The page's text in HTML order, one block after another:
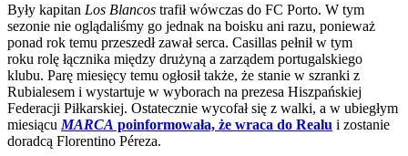
Były kapitan Los Blancos trafił wówczas do FC Porto. W tym
sezonie nie oglądaliśmy go jednak na boisku ani razu, ponieważ
ponad rok temu przeszedł zawał serca. Casillas pełnił w tym
roku rolę łącznika między drużyną a zarządem portugalskiego
klubu. Parę miesięcy temu ogłosił także, że stanie w szranki z
Rubialesem i wystartuje w wyborach na prezesa Hiszpańskiej
Federacji Piłkarskiej. Ostatecznie wycofał się z walki, a w ubiegłym
miesiącu MARCA poinformowała, że wraca do Realu i zostanie
doradcą Florentino Péreza.